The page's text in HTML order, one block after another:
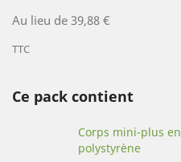
Au lieu de 39,88 €
TTC
Ce pack contient
Corps mini-plus en
polystyrène